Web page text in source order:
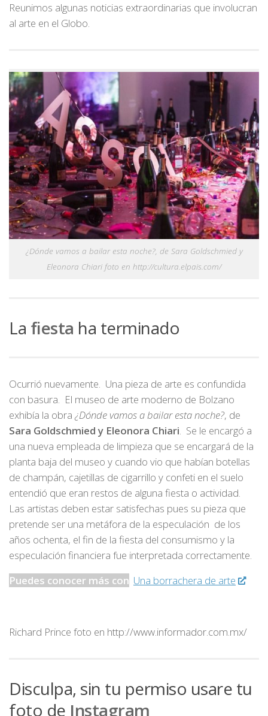
Reunimos algunas noticias extraordinarias que involucran
al arte en el Globo.
¿Dónde vamos a bailar esta noche?, de Sara Goldschmied y
Eleonora Chiari foto en http://cultura.elpais.com/
La fiesta ha terminado
Ocurrió nuevamente. Una pieza de arte es confundida
con basura. El museo de arte moderno de Bolzano
exhibía la obra ¿Dónde vamos a bailar esta noche?, de
Sara Goldschmied y Eleonora Chiari. Se le encargó a
una nueva empleada de limpieza que se encargará de la
planta baja del museo y cuando vio que habían botellas
de champán, cajetillas de cigarrillo y confeti en el suelo
entendió que eran restos de alguna fiesta o actividad.
Las artistas deben estar satisfechas pues su pieza que
pretende ser una metáfora de la especulación de los
años ochenta, el fin de la fiesta del consumismo y la
especulación financiera fue interpretada correctamente.
Puedes conocer más con Una borrachera de arte
Richard Prince foto en http://www.informador.com.mx/
Disculpa, sin tu permiso usare tu
foto de Instagram